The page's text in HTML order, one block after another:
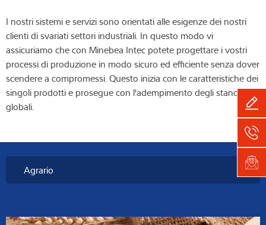
I nostri sistemi e servizi sono orientati alle esigenze dei nostri
clienti di svariati settori industriali. In questo modo vi
assicuriamo che con Minebea Intec potete progettare i vostri
processi di produzione in modo sicuro ed efficiente senza dover
scendere a compromessi. Questo inizia con le caratteristiche dei
singoli prodotti e prosegue con l'adempimento degli standard
globali.